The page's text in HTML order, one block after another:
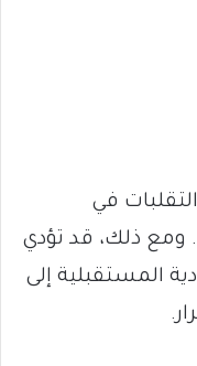
في
ومع ذلك، قد تؤدي
المستقبلية إلى